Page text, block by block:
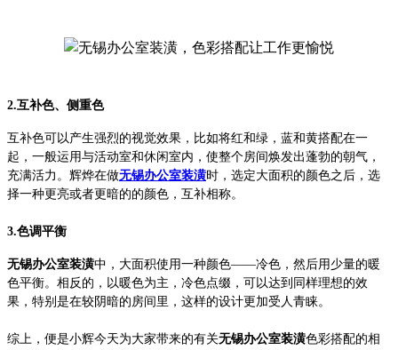
2.互补色、侧重色
互补色可以产生强烈的视觉效果，比如将红和绿，蓝和黄搭配在一
起，一般运用与活动室和休闲室内， 使整个房间焕发出蓬勃的朝气，
充满活力。 辉烨在做无锡办公室装潢时，选定大面积的颜色之后 ，选
择一种更亮或者更暗的的颜色， 互补相称。
3.色调平衡
无锡办公室装潢中， 大面积使用一种颜色——冷色，然后用少量的暖
色平衡。相反的，以暖色为主，冷色点缀，可以达到同样理想的效
果，特别是在较阴暗的房间里，这样的设计更加受人青睐。
综上，便是小辉今天为大家带来的有关无锡办公室装潢色彩搭配的相